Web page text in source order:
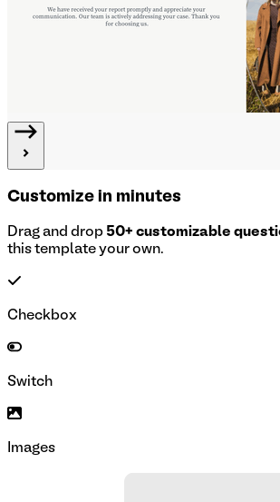
Customize in minutes
Drag and drop 50+ customizable
this template your own.
Checkbox
Switch
Images